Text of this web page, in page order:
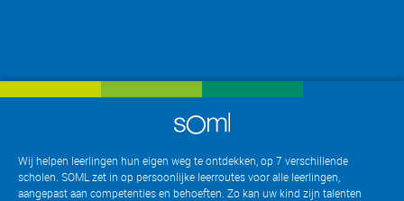
Wij helpen leerlingen hun eigen weg te ontdekken, op 7 verschillende
scholen. SOML zet in op persoonlijke leerroutes voor alle leerlingen,
aangepast aan competenties en behoeften. Zo kan uw kind zijn talenten